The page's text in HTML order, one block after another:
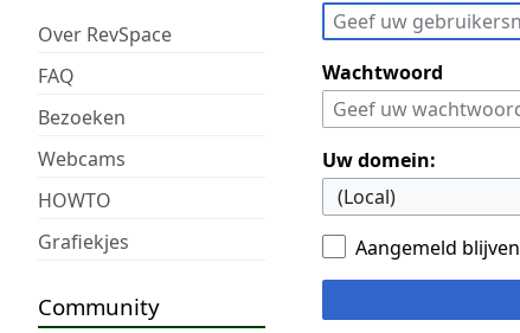
Over RevSpace
FAQ
Bezoeken
Webcams
HOWTO
Grafiekjes
Community
Wachtwoord
Uw domein:
Aangemeld blijven